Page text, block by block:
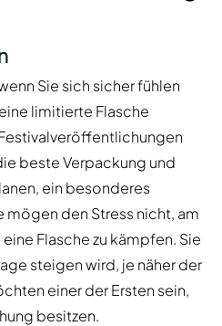
Sie sich sicher fühlen
limitierte Flasche
beste Verpackung und
ein besonderes
mögen den Stress nicht, am
Flasche zu kämpfen. Sie
steigen wird, je näher der
einer der Ersten sein,
besitzen.